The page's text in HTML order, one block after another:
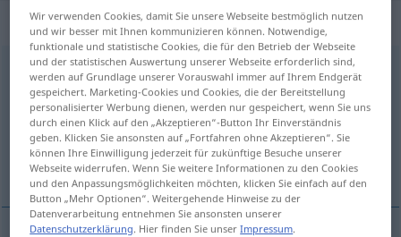
„Niedergeschlagenheit“: Femininum
Niedergeschlagenheitf <ohne pl>
Übersicht aller Übersetzungen
(Für mehr Details die Übersetzung anklicken/antippen)
przygnębienie
Wir verwenden Cookies, damit Sie unsere Webseite bestmöglich nutzen
und wir besser mit Ihnen kommunizieren können. Notwendige,
funktionale und statistische Cookies, die für den Betrieb der Webseite
und der statistischen Auswertung unserer Webseite erforderlich sind,
werden auf Grundlage unserer Vorauswahl immer auf Ihrem Endgerät
gespeichert. Marketing-Cookies und Cookies, die der Bereitstellung
personalisierter Werbung dienen, werden nur gespeichert, wenn Sie uns
durch einen Klick auf den „Akzeptieren“-Button Ihr Einverständnis
geben. Klicken Sie ansonsten auf „Fortfahren ohne Akzeptieren“. Sie
können Ihre Einwilligung jederzeit für zukünftige Besuche unserer
Webseite widerrufen. Wenn Sie weitere Informationen zu den Cookies
und den Anpassungsmöglichkeiten möchten, klicken Sie einfach auf den
Button „Mehr Optionen“. Weitergehende Hinweise zu der
Datenverarbeitung entnehmen Sie ansonsten unserer
Datenschutzerklärung. Hier finden Sie unserImpressum.